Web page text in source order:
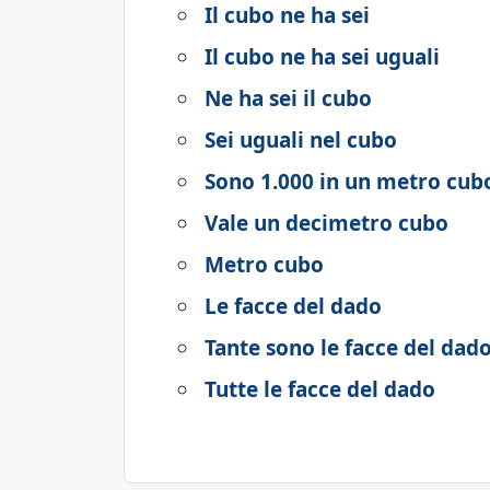
Il cubo ne ha sei
Il cubo ne ha sei uguali
Ne ha sei il cubo
Sei uguali nel cubo
Sono 1.000 in un metro
Vale un decimetro cubo
Metro cubo
Le facce del dado
Tante sono le facce del
Tutte le facce del dado